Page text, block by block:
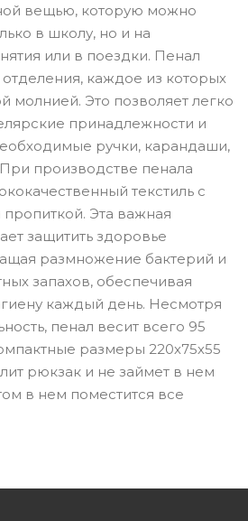
вещью, которую можно
в школу, но и на
или в поездки. Пенал
каждое из которых
молнией. Это позволяет легко
принадлежности и
ручки, карандаши,
производстве пенала
текстиль с
пропиткой. Эта важная
защитить здоровье
размножение бактерий и
запахов, обеспечивая
каждый день. Несмотря
пенал весит всего 95
размеры 220х75х55
рюкзак и не займет в нем
в нем поместится все